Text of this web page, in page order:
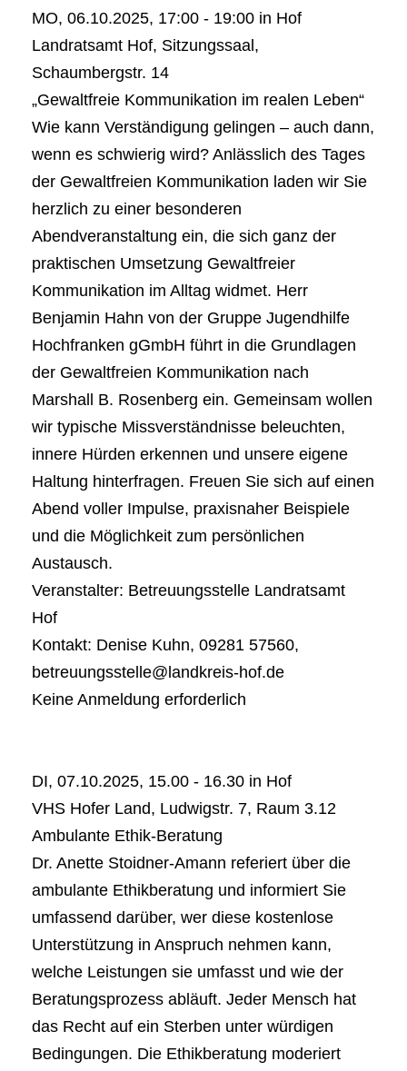
MO, 06.10.2025, 17:00 - 19:00 in Hof
Landratsamt Hof, Sitzungssaal,
Schaumbergstr. 14
„Gewaltfreie Kommunikation im realen Leben“
Wie kann Verständigung gelingen – auch dann,
wenn es schwierig wird? Anlässlich des Tages
der Gewaltfreien Kommunikation laden wir Sie
herzlich zu einer besonderen
Abendveranstaltung ein, die sich ganz der
praktischen Umsetzung Gewaltfreier
Kommunikation im Alltag widmet. Herr
Benjamin Hahn von der Gruppe Jugendhilfe
Hochfranken gGmbH führt in die Grundlagen
der Gewaltfreien Kommunikation nach
Marshall B. Rosenberg ein. Gemeinsam wollen
wir typische Missverständnisse beleuchten,
innere Hürden erkennen und unsere eigene
Haltung hinterfragen. Freuen Sie sich auf einen
Abend voller Impulse, praxisnaher Beispiele
und die Möglichkeit zum persönlichen
Austausch.
Veranstalter: Betreuungsstelle Landratsamt
Hof
Kontakt: Denise Kuhn, 09281 57560,
betreuungsstelle@landkreis-hof.de
Keine Anmeldung erforderlich
DI, 07.10.2025, 15.00 - 16.30 in Hof
VHS Hofer Land, Ludwigstr. 7, Raum 3.12
Ambulante Ethik-Beratung
Dr. Anette Stoidner-Amann referiert über die
ambulante Ethikberatung und informiert Sie
umfassend darüber, wer diese kostenlose
Unterstützung in Anspruch nehmen kann,
welche Leistungen sie umfasst und wie der
Beratungsprozess abläuft. Jeder Mensch hat
das Recht auf ein Sterben unter würdigen
Bedingungen. Die Ethikberatung moderiert